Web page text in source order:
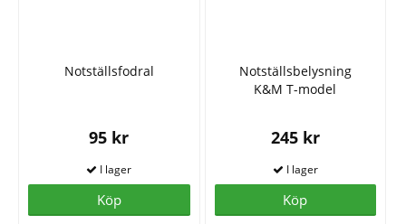
Notställsfodral
95 kr
Köp
Notställsbelysning
K&M T-model
245 kr
Köp